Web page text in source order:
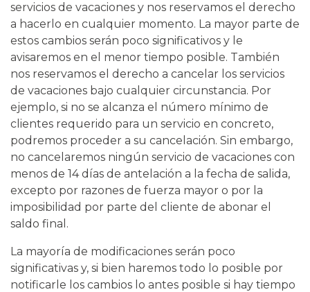
servicios de vacaciones y nos reservamos el derecho
a hacerlo en cualquier momento. La mayor parte de
estos cambios serán poco significativos y le
avisaremos en el menor tiempo posible. También
nos reservamos el derecho a cancelar los servicios
de vacaciones bajo cualquier circunstancia. Por
ejemplo, si no se alcanza el número mínimo de
clientes requerido para un servicio en concreto,
podremos proceder a su cancelación. Sin embargo,
no cancelaremos ningún servicio de vacaciones con
menos de 14 días de antelación a la fecha de salida,
excepto por razones de fuerza mayor o por la
imposibilidad por parte del cliente de abonar el
saldo final.
La mayoría de modificaciones serán poco
significativas y, si bien haremos todo lo posible por
notificarle los cambios lo antes posible si hay tiempo